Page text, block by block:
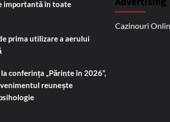
importantă în toate
prima utilizare a aerului
conferința „Părinte în 2026”,
reunește
Cazinouri